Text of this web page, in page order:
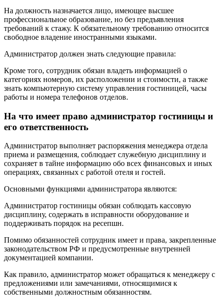
На должность назначается лицо, имеющее высшее
профессиональное образование, но без предъявления
требований к стажу. К обязательному требованию относится
свободное владение иностранными языками.
Администратор должен знать следующие правила:
Кроме того, сотрудник обязан владеть информацией о
категориях номеров, их расположении и стоимости, а также
знать компьютерную систему управления гостиницей, часы
работы и номера телефонов отделов.
На что имеет право администратор гостиницы и
его ответственность
Администратор выполняет распоряжения менеджера отдела
приема и размещения, соблюдает служебную дисциплину и
сохраняет в тайне информацию обо всех финансовых и иных
операциях, связанных с работой отеля и гостей.
Основными функциями администратора являются:
Администратор гостиницы обязан соблюдать кассовую
дисциплину, содержать в исправности оборудование и
поддерживать порядок на ресепшн.
Помимо обязанностей сотрудник имеет и права, закрепленные
законодательством РФ и предусмотренные внутренней
документацией компании.
Как правило, администратор может обращаться к менеджеру с
предложениями или замечаниями, относящимися к
собственными должностным обязанностям.